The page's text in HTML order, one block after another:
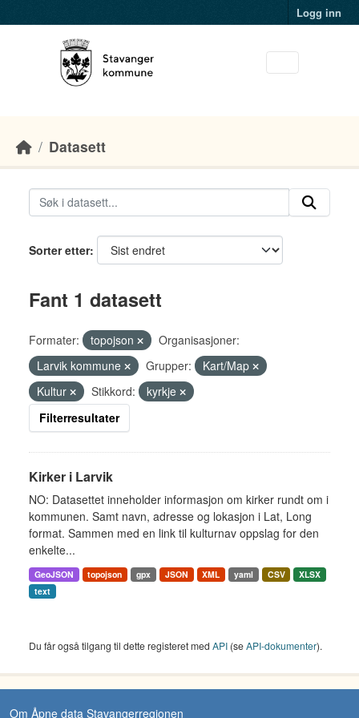
Logg inn
Datasett
Sorter etter
Fant 1 datasett
Formater: topojson
Organisasjoner:
Larvik kommune
Grupper:
Kart/Map
Kultur
Stikkord:
kyrkje
Filterresultater
Kirker i Larvik
NO: Datasettet inneholder informasjon om kirker rundt om i
kommunen. Samt navn, adresse og lokasjon i Lat, Long
format. Sammen med en link til kulturnav oppslag for den
enkelte...
GeoJSON topojson gpx JSON XML yaml CSV
XLSX
text
Du får også tilgang til dette registeret med API (seAPI-dokumenter).
Om Åpne data Stavangerregionen